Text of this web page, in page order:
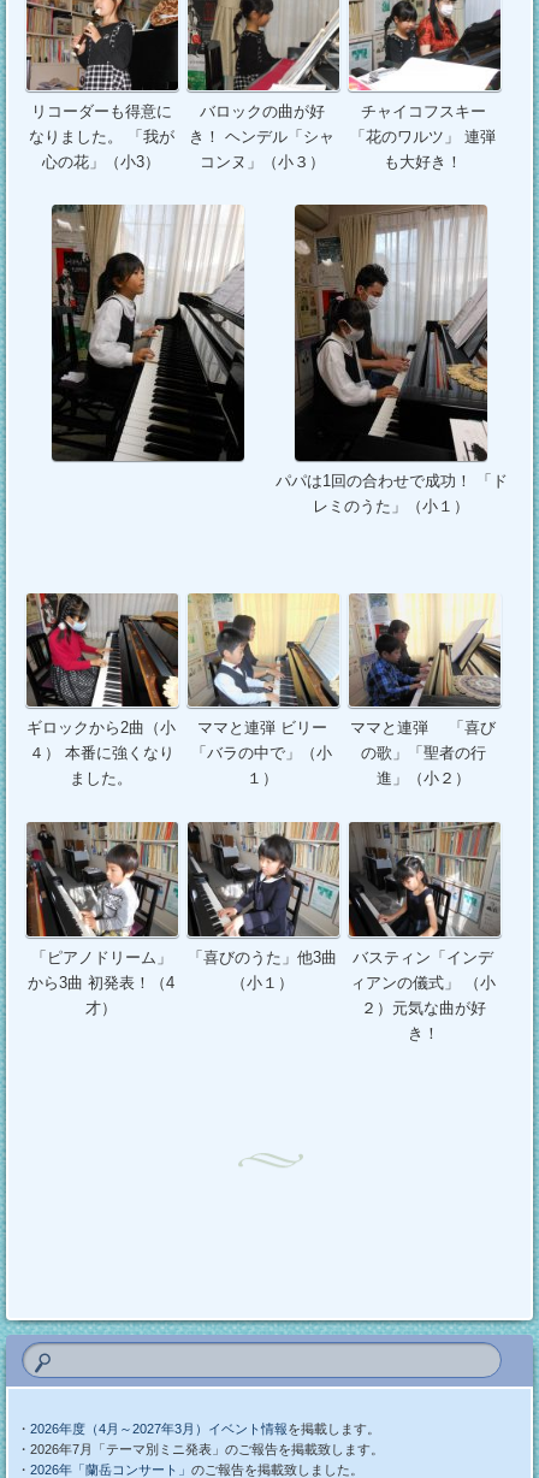
リコーダーも得意に
なりました。 「我が
心の花」（小3）
バロックの曲が好
き！ ヘンデル「シャ
コンヌ」（小３）
チャイコフスキー
「花のワルツ」 連弾
も大好き！
パパは1回の合わせで成功！ 「ド
レミのうた」（小１）
ギロックから2曲（小
４） 本番に強くなり
ました。
ママと連弾 ビリー
「バラの中で」（小
１）
ママと連弾 「喜び
の歌」「聖者の行
進」（小２）
「ピアノドリーム」
から3曲 初発表！（4
才）
「喜びのうた」他3曲
（小１）
バスティン「インデ
ィアンの儀式」 （小
２）元気な曲が好
き！
・ 2026年度（4月～2027年3月）イベント情報を掲載します。
・2026年7月「テーマ別ミニ発表」のご報告を掲載致します。
・ 2026年「蘭岳コンサート」 のご報告を掲載致しました。